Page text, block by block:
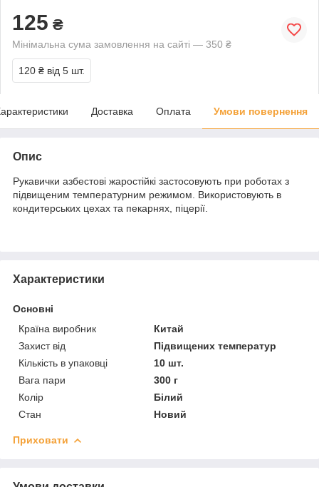
125 ₴
Мінімальна сума замовлення на сайті — 350 ₴
120 ₴ від 5 шт.
Доставка Оплата Умови повернення
Опис
Рукавички азбестові жаростійкі застосовують при роботах з
підвищеним температурним режимом. Використовують в
кондитерських цехах та пекарнях, піцерії.
Характеристики
Основні
Країна виробник
Китай
Захист від
Підвищених температур
Кількість в упаковці
10 шт.
Вага пари
300 г
Колір
Білий
Стан
Новий
Приховати